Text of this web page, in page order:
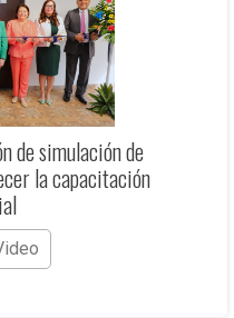
de simulación de
la capacitación